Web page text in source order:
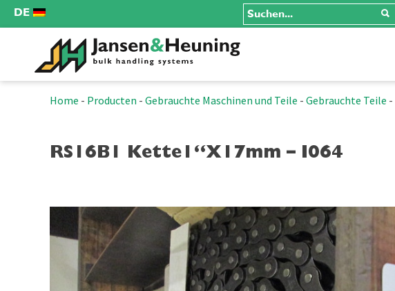
DE
Home - Producten - Gebrauchte Maschinen und Teile - Gebrauchte Teile -
RS16B1 Kette1“x17mm – I064